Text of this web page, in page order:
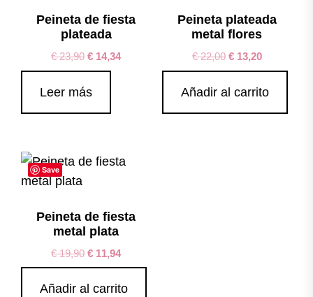
Peineta de fiesta
plateada
€23,90 € 14,34
Leer más
Peineta plateada
metal flores
€22,00 €13,20
Añadir al carrito
Save
Peineta de fiesta
metal plata
€19,90 € 11,94
Añadir al carrito